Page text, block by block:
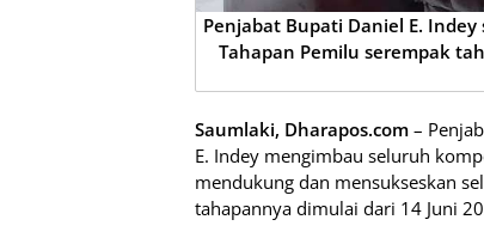
Penjabat Bupati Daniel E.
Tahapan Pemilu serempak
Saumlaki, Dharapos.com –
E. Indey mengimbau seluruh
mendukung dan mensukseskan
tahapannya dimulai dari 14 Juni